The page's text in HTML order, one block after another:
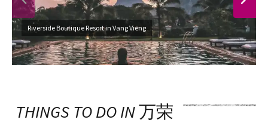
Riverside Boutique Resort in Vang Vieng
THINGS TO DO IN万荣